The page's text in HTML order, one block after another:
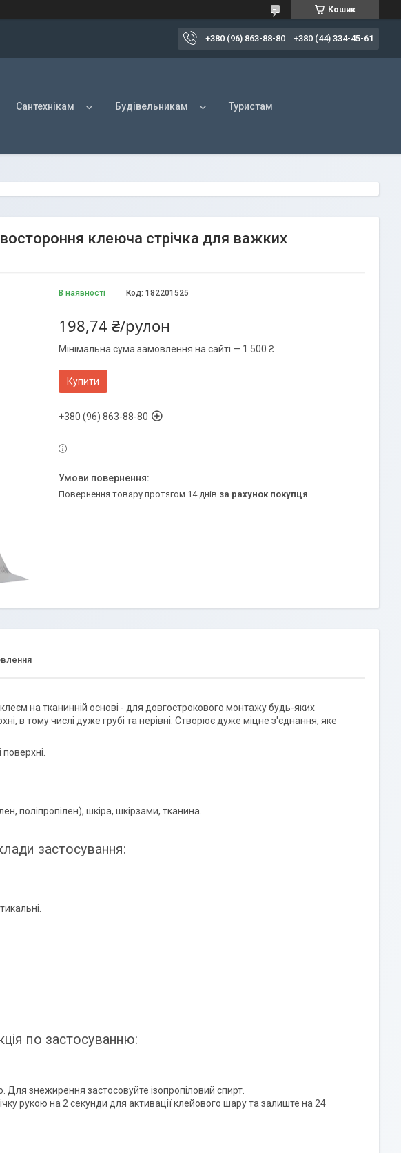
Кошик
+380 (96) 863-88-80 +380 (44) 334-45-61
Сантехнікам Будівельникам Туристам
клеюча стрічка для важких
В наявності Код: 182201525
198,74 ₴/рулон
Мінімальна сума замовлення на сайті — 1 500 ₴
Купити
+380 (96) 863-88-80
повернення товару протягом 14 днів за рахунок покупця
на тканинній основі - для довгострокового монтажу будь-яких
в тому числі дуже грубі та нерівні. Створює дуже міцне з'єднання, яке
поліпропілен), шкіра, шкірзами, тканина.
застосування:
по застосуванню:
знежирення застосовуйте ізопропіловий спирт.
рукою на 2 секунди для активації клейового шару та залиште на 24